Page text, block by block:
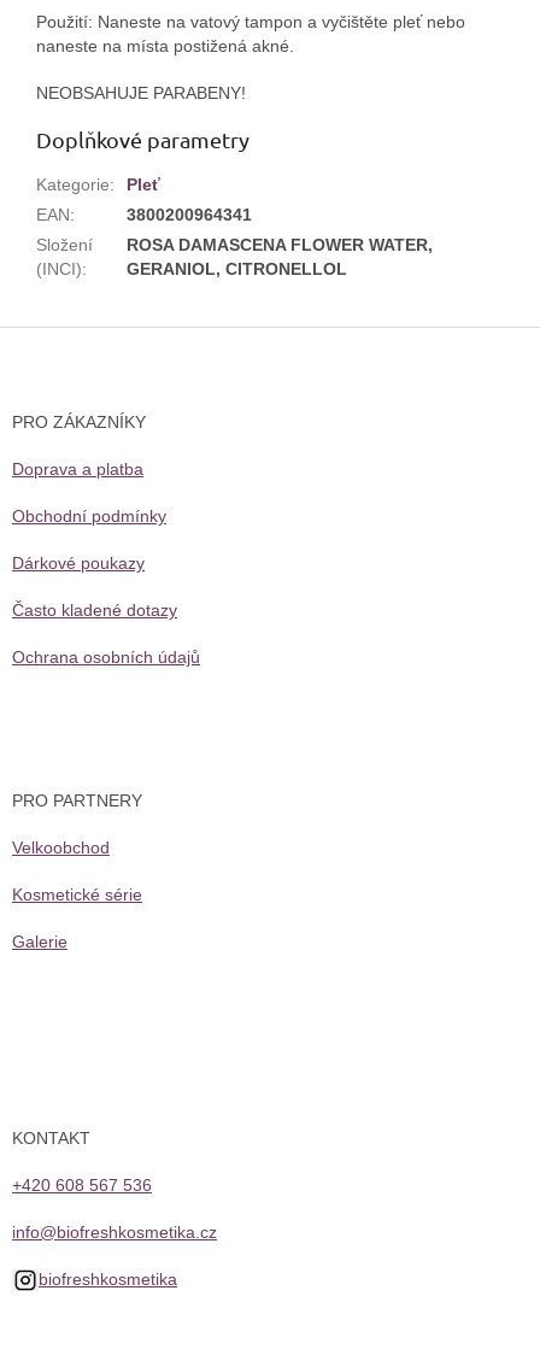
Použití: Naneste na vatový tampon a vyčištěte pleť nebo
naneste na místa postižená akné.
NEOBSAHUJE PARABENY!
Doplňkové parametry
Kategorie:
Pleť
EAN:
3800200964341
Složení
(INCI):
ROSA DAMASCENA FLOWER WATER,
GERANIOL, CITRONELLOL
Z
PRO ZÁKAZNÍKY
Doprava a platba
Obchodní podmínky
Dárkové poukazy
Často kladené dotazy
Ochrana osobních údajů
PRO PARTNERY
Velkoobchod
Kosmetické série
Galerie
KONTAKT
+420 608 567 536
info@biofreshkosmetika.cz
biofreshkosmetika